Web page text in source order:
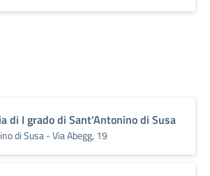
di I grado di Sant'Antonino di Susa
di Susa - Via Abegg, 19